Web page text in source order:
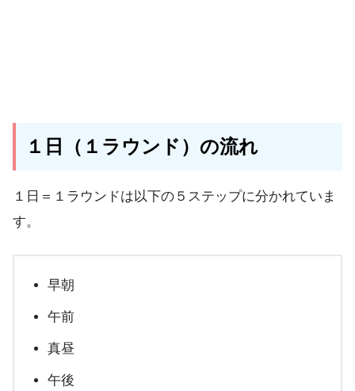
１日（１ラウンド）の流れ
１日＝１ラウンドは以下の５ステップに分かれていま
す。
早朝
午前
真昼
午後